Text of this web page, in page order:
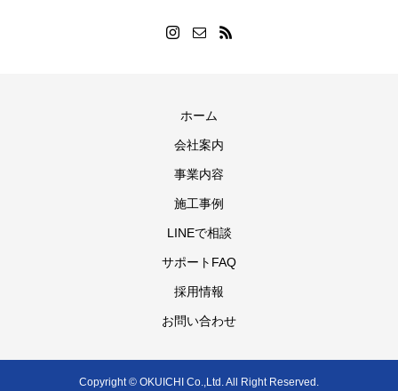
ホーム
会社案内
事業内容
施工事例
LINEで相談
サポートFAQ
採用情報
お問い合わせ
Copyright © OKUICHI Co.,Ltd. All Right Reserved.